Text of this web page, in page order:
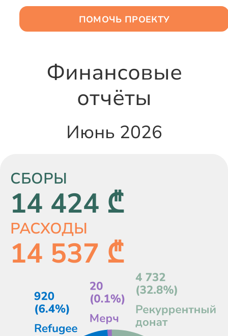
ПОМОЧЬ ПРОЕКТУ
Финансовые
отчёты
Июнь 2026
СБОРЫ
14 424 ₾
РАСХОДЫ
14 537 ₾